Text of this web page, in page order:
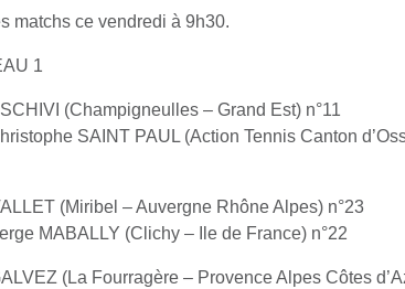
matchs ce vendredi à 9h30.
1
(Champigneulles – Grand Est) n°11
SAINT PAUL (Action Tennis Canton
(Miribel – Auvergne Rhône Alpes) n°23
MABALLY (Clichy – Ile de France) n°22
(La Fourragère – Provence Alpes Côtes